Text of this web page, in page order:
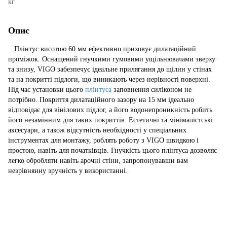
кг
Опис
Плінтус висотою 60 мм ефективно приховує дилатаційний
проміжок. Оснащений гнучкими гумовими ущільнювачами зверху
та знизу, VIGO забезпечує ідеальне прилягання до щілин у стінах
та на покритті підлоги, що виникають через нерівності поверхні.
Під час установки цього плінтуса заповнення силіконом не
потрібно. Покриття дилатаційного зазору на 15 мм ідеально
відповідає для вінілових підлог, а його водонепроникність робить
його незамінним для таких покриттів. Естетичні та мінімалістські
аксесуари, а також відсутність необхідності у спеціальних
інструментах для монтажу, роблять роботу з VIGO швидкою і
простою, навіть для початківців. Гнучкість цього плінтуса дозволяє
легко обробляти навіть арочні стіни, запропонувавши вам
незрівнянну зручність у використанні.